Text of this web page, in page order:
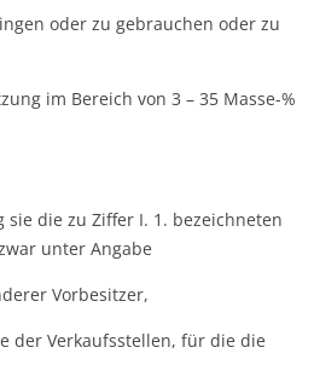
oder zu gebrauchen oder zu
im Bereich von 3 – 35 Masse-%
die zu Ziffer I. 1. bezeichneten
unter Angabe
Vorbesitzer,
der Verkaufsstellen, für die die